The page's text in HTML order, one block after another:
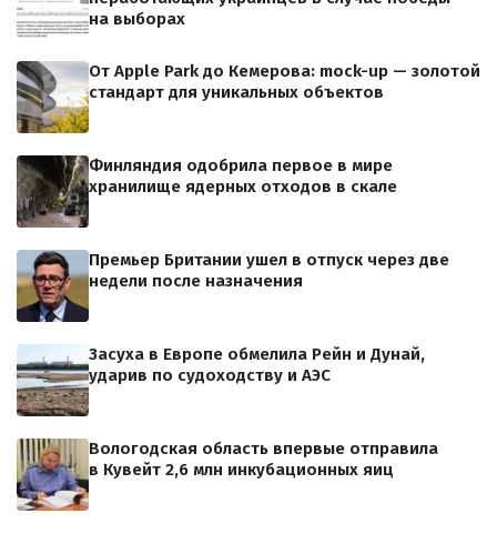
на выборах
От Apple Park до Кемерова: mock-up — золотой
стандарт для уникальных объектов
Финляндия одобрила первое в мире
хранилище ядерных отходов в скале
Премьер Британии ушел в отпуск через две
недели после назначения
Засуха в Европе обмелила Рейн и Дунай,
ударив по судоходству и АЭС
Вологодская область впервые отправила
в Кувейт 2,6 млн инкубационных яиц